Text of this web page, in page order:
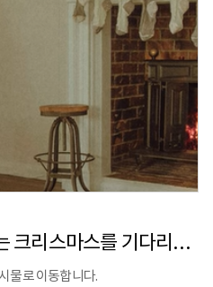
[playlist] D-31다가오는 크리스마스를 기다리는 당신을 위한 음악
물로 이동합니다.